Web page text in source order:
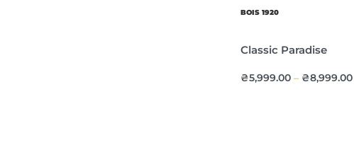
BOIS 1920
Classic Paradise
₴5,999.00 – ₴8,999.00